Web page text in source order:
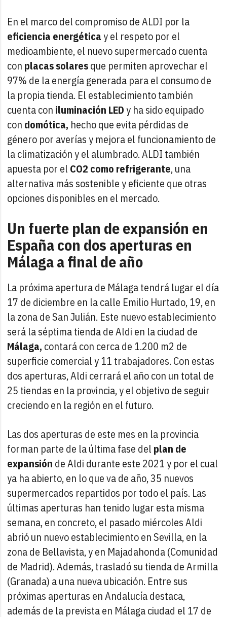
En el marco del compromiso de ALDI por la
eficiencia energéticay el respeto por el
medioambiente, el nuevo supermercado cuenta
con placas solaresque permiten aprovechar el
97% de la energía generada para el consumo de
la propia tienda. El establecimiento también
cuenta con iluminación LEDy ha sido equipado
con domótica, hecho que evita pérdidas de
género por averías y mejora el funcionamiento de
la climatización y el alumbrado. ALDI también
apuesta por el CO2 como refrigerante, una
alternativa más sostenible y eficiente que otras
opciones disponibles en el mercado.
Un fuerte plan de expansión en
España con dos aperturas en
Málaga a final de año
La próxima apertura de Málaga tendrá lugar el día
17 de diciembre en la calle Emilio Hurtado, 19, en
la zona de San Julián. Este nuevo establecimiento
será la séptima tienda de Aldi en la ciudad de
Málaga, contará con cerca de 1.200 m2 de
superficie comercial y 11 trabajadores. Con estas
dos aperturas, Aldi cerrará el año con un total de
25 tiendas en la provincia, y el objetivo de seguir
creciendo en la región en el futuro.
Las dos aperturas de este mes en la provincia
forman parte de la última fase del plan de
expansión de Aldi durante este 2021 y por el cual
ya ha abierto, en lo que va de año, 35 nuevos
supermercados repartidos por todo el país. Las
últimas aperturas han tenido lugar esta misma
semana, en concreto, el pasado miércoles Aldi
abrió un nuevo establecimiento en Sevilla, en la
zona de Bellavista, y en Majadahonda (Comunidad
de Madrid). Además, trasladó su tienda de Armilla
(Granada) a una nueva ubicación. Entre sus
próximas aperturas en Andalucía destaca,
además de la prevista en Málaga ciudad el 17 de